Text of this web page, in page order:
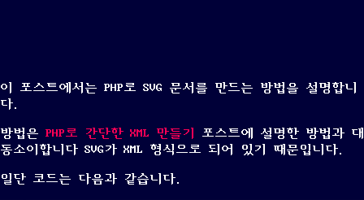
이 포스트에서는 PHP로 SVG 문서를 만드는 방법을 설명합니
다.
방법은 PHP로 간단한 XML 만들기
포스트에 설명한 방법과 대
동소이합니다 SVG가 XML 형식으로 되어 있기 때문입니다.
일단 코드는 다음과 같습니다.